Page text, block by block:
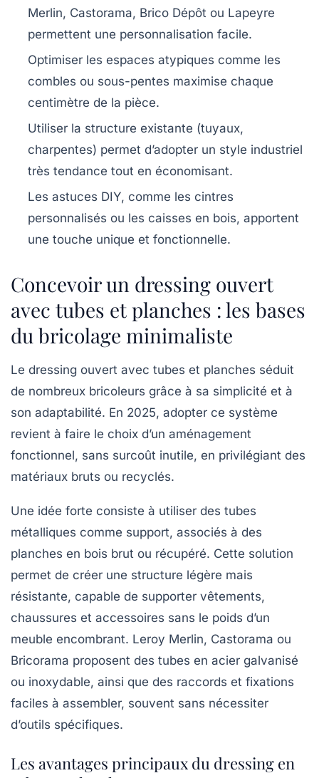
Merlin, Castorama, Brico Dépôt ou Lapeyre
permettent une personnalisation facile.
Optimiser les espaces atypiques comme les
combles ou sous-pentes maximise chaque
centimètre de la pièce.
Utiliser la structure existante (tuyaux,
charpentes) permet d’adopter un style industriel
très tendance tout en économisant.
Les astuces DIY, comme les cintres
personnalisés ou les caisses en bois, apportent
une touche unique et fonctionnelle.
Concevoir un dressing ouvert
avec tubes et planches : les bases
du bricolage minimaliste
Le dressing ouvert avec tubes et planches séduit
de nombreux bricoleurs grâce à sa simplicité et à
son adaptabilité. En 2025, adopter ce système
revient à faire le choix d’un aménagement
fonctionnel, sans surcoût inutile, en privilégiant des
matériaux bruts ou recyclés.
Une idée forte consiste à utiliser des tubes
métalliques comme support, associés à des
planches en bois brut ou récupéré. Cette solution
permet de créer une structure légère mais
résistante, capable de supporter vêtements,
chaussures et accessoires sans le poids d’un
meuble encombrant. Leroy Merlin, Castorama ou
Bricorama proposent des tubes en acier galvanisé
ou inoxydable, ainsi que des raccords et fixations
faciles à assembler, souvent sans nécessiter
d’outils spécifiques.
Les avantages principaux du dressing en